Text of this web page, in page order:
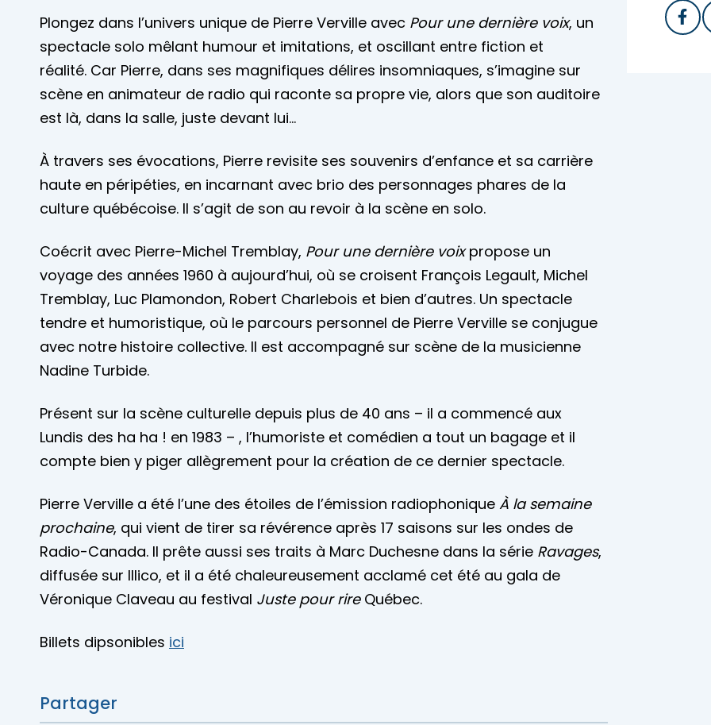
Plongez dans l’univers unique de Pierre Verville avec Pour une dernière voix, un
spectacle solo mêlant humour et imitations, et oscillant entre fiction et
réalité. Car Pierre, dans ses magnifiques délires insomniaques, s’imagine sur
scène en animateur de radio qui raconte sa propre vie, alors que son auditoire
est là, dans la salle, juste devant lui…
À travers ses évocations, Pierre revisite ses souvenirs d’enfance et sa carrière
haute en péripéties, en incarnant avec brio des personnages phares de la
culture québécoise. Il s’agit de son au revoir à la scène en solo.
Coécrit avec Pierre-Michel Tremblay, Pour une dernière voixpropose un
voyage des années 1960 à aujourd’hui, où se croisent François Legault, Michel
Tremblay, Luc Plamondon, Robert Charlebois et bien d’autres. Un spectacle
tendre et humoristique, où le parcours personnel de Pierre Verville se conjugue
avec notre histoire collective. Il est accompagné sur scène de la musicienne
Nadine Turbide.
Présent sur la scène culturelle depuis plus de 40 ans – il a commencé aux
Lundis des ha ha ! en 1983 – , l’humoriste et comédien a tout un bagage et il
compte bien y piger allègrement pour la création de ce dernier spectacle.
Pierre Verville a été l’une des étoiles de l’émission radiophonique À la semaine
prochaine, qui vient de tirer sa révérence après 17 saisons sur les ondes de
Radio-Canada. Il prête aussi ses traits à Marc Duchesne dans la série Ravages,
diffusée sur Illico, et il a été chaleureusement acclamé cet été au gala de
Véronique Claveau au festival Juste pour rireQuébec.
Billets dipsonibles ici
Partager